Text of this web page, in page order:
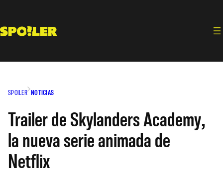
contenido
SPOILER NOTICIAS
Trailer de Skylanders Academy,
la nueva serie animada de
Netflix